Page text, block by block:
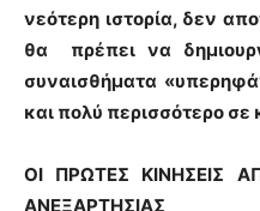
νεότερη ιστορία, δεν
θα πρέπει να
συναισθήματα
και πολύ περισσότερο
ΟΙ ΠΡΩΤΕΣ ΚΙΝΗΣΕΙΣ
ΑΝΕΞΑΡΤΗΣΙΑΣ